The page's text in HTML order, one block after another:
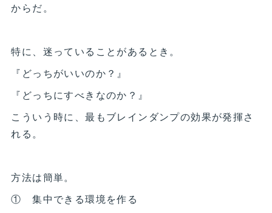
からだ。
特に、迷っていることがあるとき。
『どっちがいいのか？』
『どっちにすべきなのか？』
こういう時に、最もブレインダンプの効果が発揮さ
れる。
方法は簡単。
① 集中できる環境を作る